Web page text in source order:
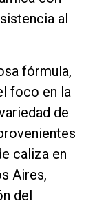
al
fórmula,
foco en la
de
caliza en
Aires,
del